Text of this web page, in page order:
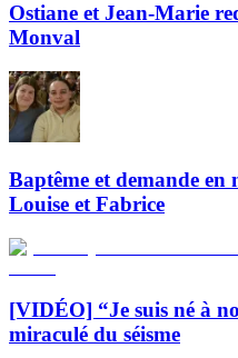
Ostiane et Jean-Marie
Monval
Baptême et demande
Louise et Fabrice
[VIDÉO] “Je suis né à
miraculé du séisme